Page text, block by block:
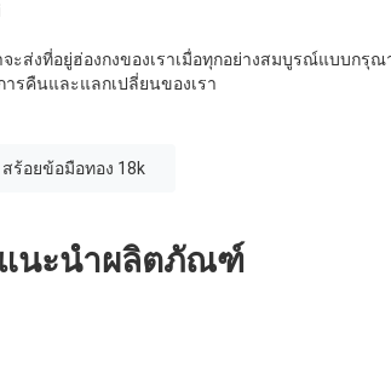
ะส่งที่อยู่ฮ่องกงของเราเมื่อทุกอย่างสมบูรณ์แบบกรุ
รคืนและแลกเปลี่ยนของเรา
สร้อยข้อมือทอง 18k
แนะนำผลิตภัณฑ์